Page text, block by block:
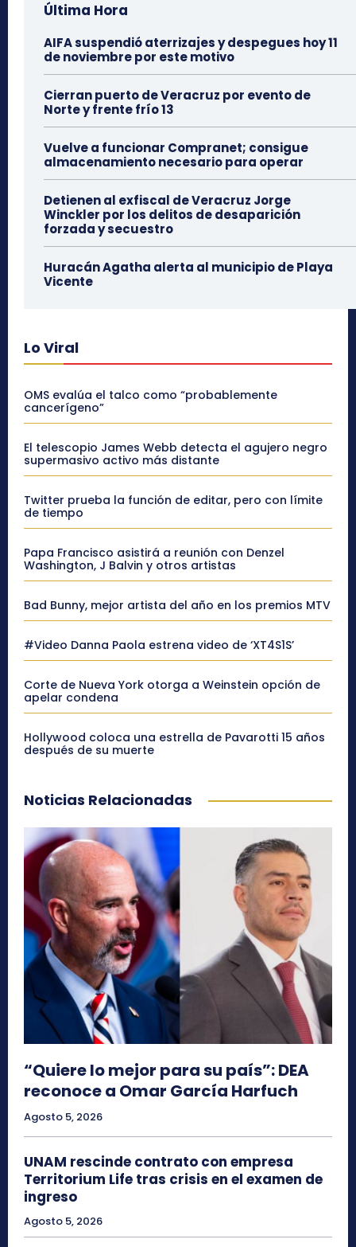
Última Hora
AIFA suspendió aterrizajes y despegues hoy 11
de noviembre por este motivo
Cierran puerto de Veracruz por evento de
Norte y frente frío 13
Vuelve a funcionar Compranet; consigue
almacenamiento necesario para operar
Detienen al exfiscal de Veracruz Jorge
Winckler por los delitos de desaparición
forzada y secuestro
Huracán Agatha alerta al municipio de Playa
Vicente
Lo Viral
OMS evalúa el talco como “probablemente
cancerígeno”
El telescopio James Webb detecta el agujero negro
supermasivo activo más distante
Twitter prueba la función de editar, pero con límite
de tiempo
Papa Francisco asistirá a reunión con Denzel
Washington, J Balvin y otros artistas
Bad Bunny, mejor artista del año en los premios MTV
#Video Danna Paola estrena video de ‘XT4S1S’
Corte de Nueva York otorga a Weinstein opción de
apelar condena
Hollywood coloca una estrella de Pavarotti 15 años
después de su muerte
Noticias Relacionadas
“Quiere lo mejor para su país”: DEA
reconoce a Omar García Harfuch
Agosto 5, 2026
UNAM rescinde contrato con empresa
Territorium Life tras crisis en el examen de
ingreso
Agosto 5, 2026